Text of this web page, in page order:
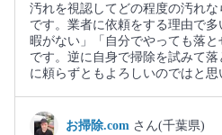
汚れを視認してどの程度の汚れ
です。業者に依頼をする理由で
暇がない」「自分でやっても落
です。逆に自身で掃除を試みて
に頼らずともよろしいのではと思
お掃除.com さん(千葉県)